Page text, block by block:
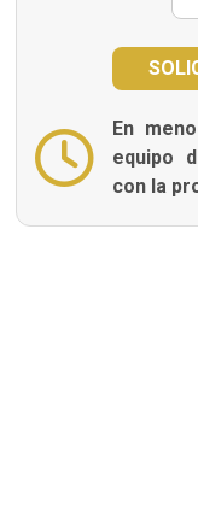
En
equipo
con la